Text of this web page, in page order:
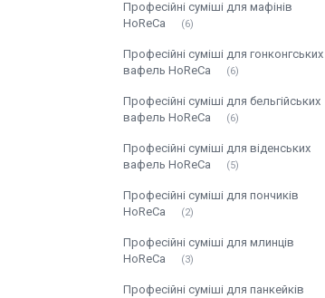
Професійні суміші для мафінів
HoReCa
6
Професійні суміші для гонконгських
вафель HoReCa
6
Професійні суміші для бельгійських
вафель HoReCa
6
Професійні суміші для віденських
вафель HoReCa
5
Професійні суміші для пончиків
HoReCa
2
Професійні суміші для млинців
HoReCa
3
Професійні суміші для панкейків